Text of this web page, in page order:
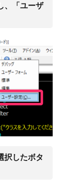
、「ユーザ
択したボタ